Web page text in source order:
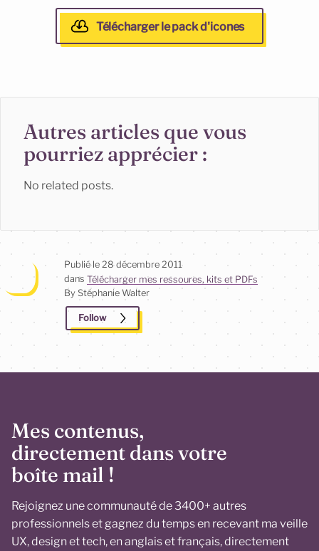
Télécharger le pack d'icones
Autres articles que vous
pourriez apprécier :
No related posts.
Publié le28 décembre 2011
dans Télécharger mes ressoures, kits et PDFs
By StéphanieWalter
Follow
Mes contenus,
directement dans votre
boîte mail !
Rejoignez une communauté de 3400+ autres
professionnels et gagnez du temps en recevant ma veille
UX, design et tech, en anglais et français, directement